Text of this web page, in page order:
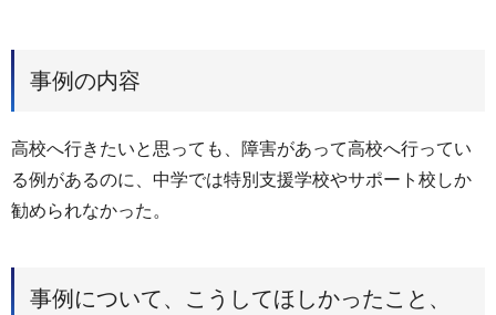
事例の内容
高校へ行きたいと思っても、障害があって高校へ行ってい
る例があるのに、中学では特別支援学校やサポート校しか
勧められなかった。
事例について、こうしてほしかったこと、